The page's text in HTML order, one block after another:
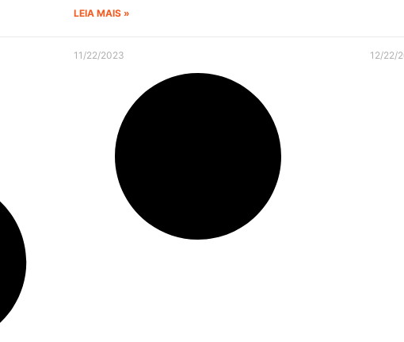
LEIA MAIS »
11/22/2023 12/22/